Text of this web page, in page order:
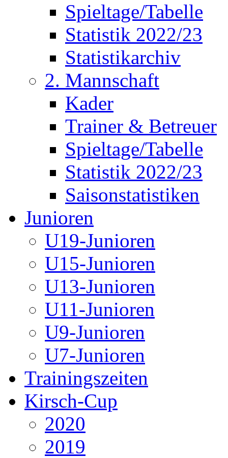
Spieltage/Tabelle
Statistik 2022/23
Statistikarchiv
2. Mannschaft
Kader
Trainer & Betreuer
Spieltage/Tabelle
Statistik 2022/23
Saisonstatistiken
Junioren
U19-Junioren
U15-Junioren
U13-Junioren
U11-Junioren
U9-Junioren
U7-Junioren
Trainingszeiten
Kirsch-Cup
2020
2019